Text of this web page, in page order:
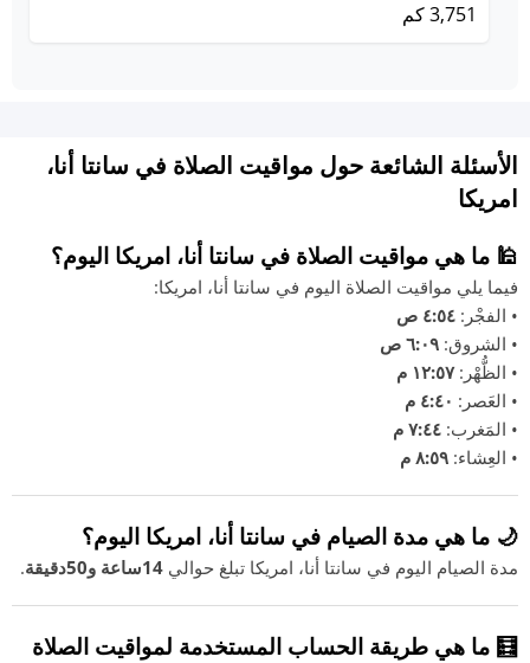
3,751 كم
الأسئلة الشائعة حول مواقيت الصلاة في سانتا أنا،
امريكا
🕌 ما هي مواقيت الصلاة في سانتا أنا، امريكا اليوم؟
فيما يلي مواقيت الصلاة اليوم في سانتا أنا، امريكا:
• الفجْر: ٤:٥٤ ص
• الشروق: ٦:٠٩ ص
• الظُّهْر:١٢:٥٧ م
• العَصر: ٤:٤٠ م
• المَغرب: ٧:٤٤ م
• العِشاء: ٨:٥٩ م
🌙 ما هي مدة الصيام في سانتا أنا، امريكا اليوم؟
مدة الصيام اليوم في سانتا أنا، امريكا تبلغ حوالي 14ساعة و50دقيقة .
🧮 ما هي طريقة الحساب المستخدمة لمواقيت الصلاة